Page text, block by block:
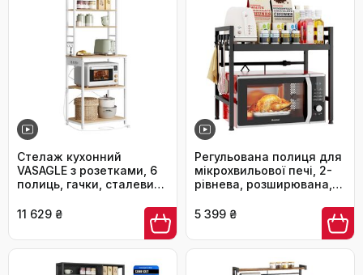
Стелаж кухонний
VASAGLE з розетками, 6
полиць, гачки, сталевий
золотий дуб + білий,
11 629 ₴
Регульована полиця для
мікрохвильової печі, 2-
рівнева, розширювана,
чорна
5 399 ₴